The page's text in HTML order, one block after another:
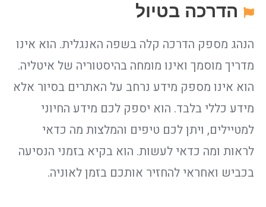
הדרכה בטיול
הנהג מספק הדרכה קלה בשפה האנגלית. הוא אינו
מדריך מוסמך ואינו מומחה בהיסטוריה של איטליה.
הוא אינו מספק מידע נרחב על האתרים בסיור אלא
מידע כללי בלבד. הוא יספק לכם מידע החיוני
למטיילים, ויתן לכם טיפים והמלצות מה כדאי
לראות ומה כדאי לעשות. הוא בקיא בזמני הנסיעה
בכביש ואחראי להחזיר אותכם בזמן לאוניה.